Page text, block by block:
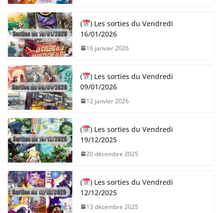
(
) Les sorties du Vendredi
16/01/2026
16 janvier 2026
(
) Les sorties du Vendredi
09/01/2026
12 janvier 2026
(
) Les sorties du Vendredi
19/12/2025
20 décembre 2025
(
) Les sorties du Vendredi
12/12/2025
13 décembre 2025